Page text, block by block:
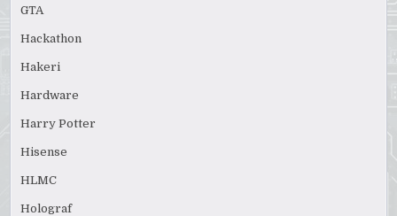
GTA
Hackathon
Hakeri
Hardware
Harry Potter
Hisense
HLMC
Holograf